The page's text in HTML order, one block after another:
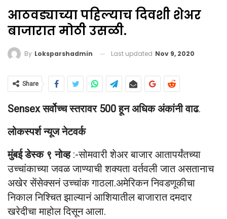
आठवड्याच्या पहिल्याच दिवशी शेअर
बाजारात मोठी उसळी.
By Loksparshadmin Last updated Nov 9, 2020
Share
Sensex सर्वोच्च स्तरावर 500 हून अधिक अंकांनी वाढ.
लोकस्पर्श न्यूज नेटवर्क
मुंबई डेस्क ९ नोव्ह:-सोमवारी शेअर बाजार आतापर्यंतच्या
उच्चांकाच्या जवळ जाण्याची शक्यता वर्तवली जात असतानाच
अखेर सेंसेक्सनं उच्चांक गाठला.अमेरिकन निवडणूकीचा
निकाल निश्चित झाल्यानं आशियातील बाजारात दमदार
खरेदीचा माहोल दिसून आला.